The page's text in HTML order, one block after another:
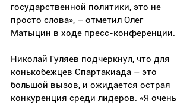
государственной политики, это не
просто слова», – отметил Олег
Матыцин в ходе пресс-конференции.
Николай Гуляев подчеркнул, что для
конькобежцев Спартакиада – это
большой вызов, и ожидается острая
конкуренция среди лидеров. «Я очень